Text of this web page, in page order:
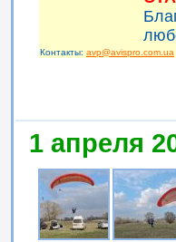
Контакты: avp@avispro.com.ua
1 апреля